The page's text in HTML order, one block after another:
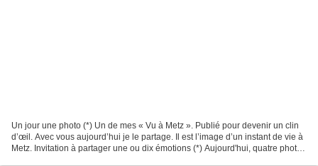
Un jour une photo (*) Un de mes « Vu à Metz ». Publié pour devenir un clin
d’œil. Avec vous aujourd’hui je le partage. Il est l’image d’un instant de vie à
Metz. Invitation à partager une ou dix émotions (*) Aujourd'hui, quatre photos